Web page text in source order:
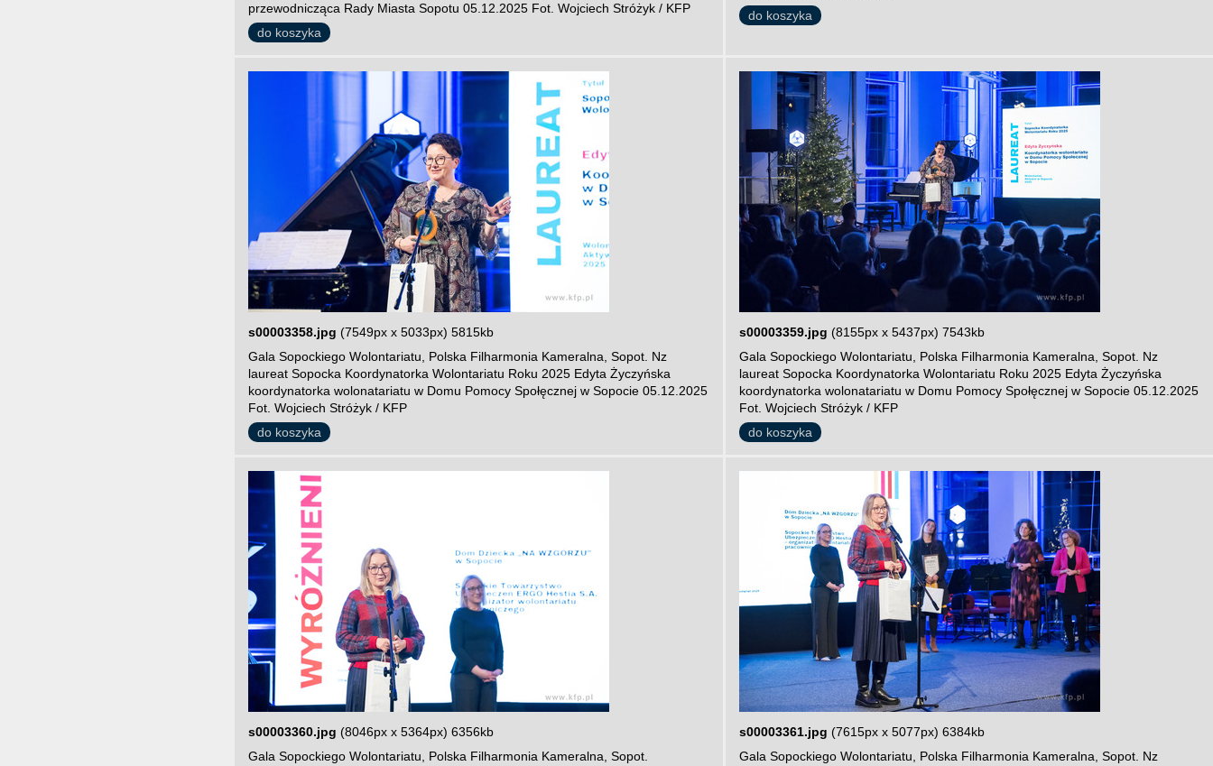
przewodnicząca Rady Miasta Sopotu 05.12.2025 Fot. Wojciech Stróżyk / KFP
do koszyka
do koszyka
s00003358.jpg (7549px x 5033px) 5815kb
Gala Sopockiego Wolontariatu, Polska Filharmonia Kameralna, Sopot. Nz
laureat Sopocka Koordynatorka Wolontariatu Roku 2025 Edyta Życzyńska
koordynatorka wolonatariatu w Domu Pomocy Społęcznej w Sopocie 05.12.2025
Fot. Wojciech Stróżyk / KFP
do koszyka
s00003359.jpg (8155px x 5437px) 7543kb
Gala Sopockiego Wolontariatu, Polska Filharmonia Kameralna, Sopot. Nz
laureat Sopocka Koordynatorka Wolontariatu Roku 2025 Edyta Życzyńska
koordynatorka wolonatariatu w Domu Pomocy Społęcznej w Sopocie 05.12.2025
Fot. Wojciech Stróżyk / KFP
do koszyka
s00003360.jpg (8046px x 5364px) 6356kb
Gala Sopockiego Wolontariatu, Polska Filharmonia Kameralna, Sopot.
s00003361.jpg (7615px x 5077px) 6384kb
Gala Sopockiego Wolontariatu, Polska Filharmonia Kameralna, Sopot. Nz